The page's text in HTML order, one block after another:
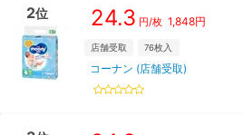
2位 24.3 円/枚 1,848円
店舗受取 76枚入
コーナン (店舗受取)